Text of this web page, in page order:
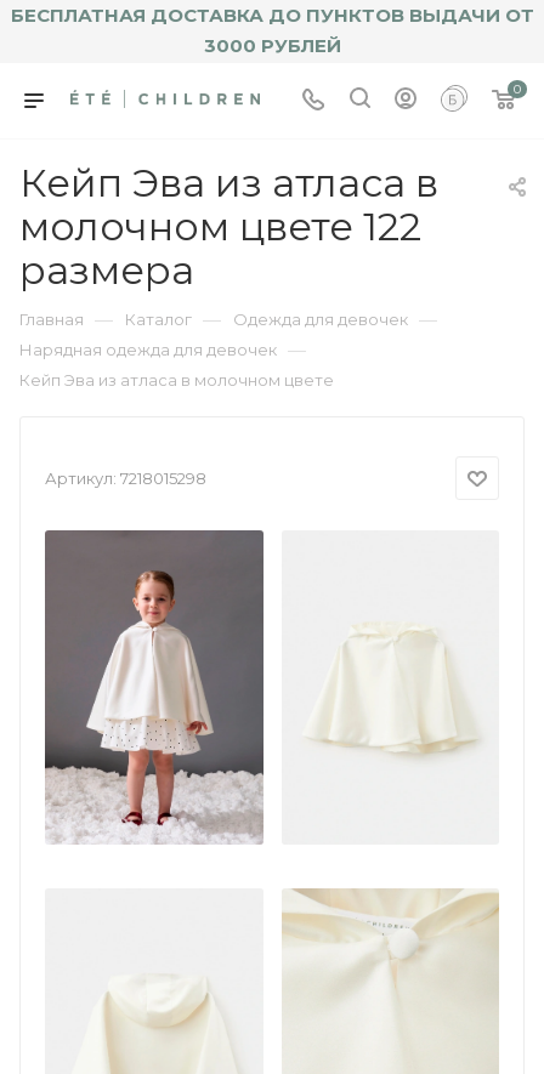
БЕСПЛАТНАЯ ДОСТАВКА ДО ПУНКТОВ ВЫДАЧИ ОТ
3000 РУБЛЕЙ
0
Кейп Эва из атласа в
молочном цвете 122
размера
Главная — Каталог — Одежда для девочек —
Нарядная одежда для девочек —
Кейп Эва из атласа в молочном цвете
Артикул: 7218015298